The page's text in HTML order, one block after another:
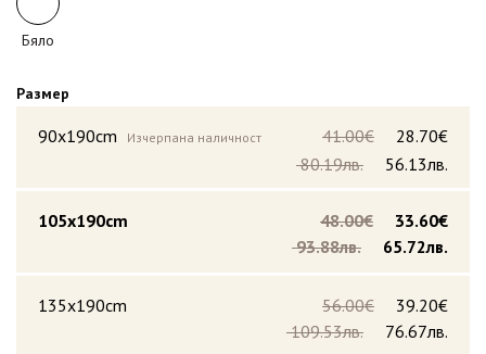
Бяло
Размер
90x190cm Изчерпана наличност 28.70€
41.00€
56.13лв.
80.19лв.
105x190cm 33.60€
48.00€
65.72лв.
93.88лв.
135x190cm 39.20€
56.00€
76.67лв.
109.53лв.